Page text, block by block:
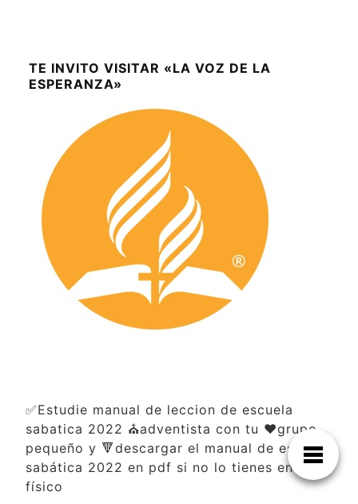
TE INVITO VISITAR «LA VOZ DE LA
ESPERANZA»
✅Estudie manual de leccion de escuela
sabatica 2022 ⛪adventista con tu ❤️grupo
pequeño y 🔻descargar el manual de escuela
sabática 2022 en pdf si no lo tienes en
físico